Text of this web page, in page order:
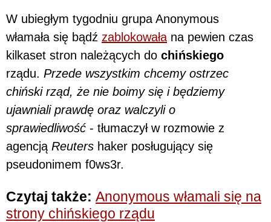
W ubiegłym tygodniu grupa Anonymous
włamała się bądź zablokowała na pewien czas
kilkaset stron należących do chińskiego
rządu. Przede wszystkim chcemy ostrzec
chiński rząd, że nie boimy się i będziemy
ujawniali prawdę oraz walczyli o
sprawiedliwość - tłumaczył w rozmowie z
agencją Reuters haker posługujący się
pseudonimem f0ws3r.
Czytaj także: Anonymous włamali się na
strony chińskiego rządu